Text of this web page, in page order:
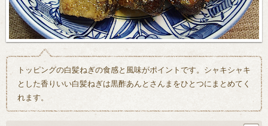
トッピングの白髪ねぎの食感と風味がポイントです。シャキシャキ
とした香りいい白髪ねぎは黒酢あんとさんまをひとつにまとめてく
れます。